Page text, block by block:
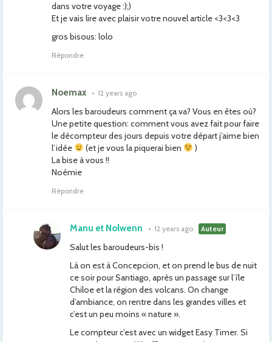
dans votre voyage :);)
Et je vais lire avec plaisir votre nouvel article <3<3<3
gros bisous: lolo
Répondre
Noemax • 12 years ago
Alors les baroudeurs comment ça va? Vous en êtes où?
Une petite question: comment vous avez fait pour faire
le décompteur des jours depuis votre départ j’aime bien
l’idée
(et je vous la piquerai bien
)
La bise à vous !!
Noémie
Répondre
Manu et Nolwenn • 12 years ago Auteur
Salut les baroudeurs-bis !
Là on est à Concepcion, et on prend le bus de nuit
ce soir pour Santiago, après un passage sur l’île
Chiloe et la région des volcans. On change
d’ambiance, on rentre dans les grandes villes et
c’est un peu moins « nature ».
Le compteur c’est avec un widget Easy Timer. Si